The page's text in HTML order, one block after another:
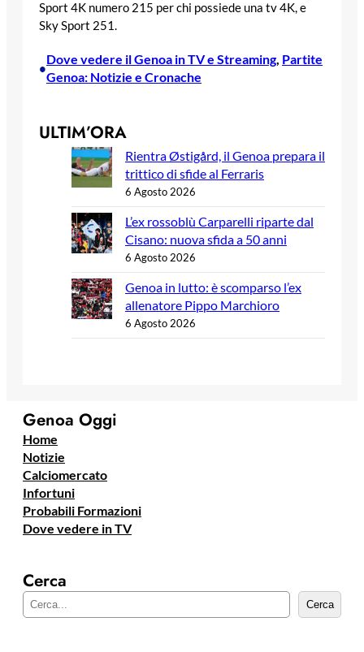
Sport 4K numero 215 per chi possiede una tv 4K, e
Sky Sport 251.
•
Dove vedere il Genoa in TV e Streaming, Partite
Genoa: Notizie e Cronache
ULTIM’ORA
Rientra Østigård, il Genoa prepara il
trittico di sfide al Ferraris
6 Agosto 2026
L’ex rossoblù Carparelli riparte dal
Cisano: nuova sfida a 50 anni
6 Agosto 2026
Genoa in lutto: è scomparso l’ex
allenatore Pippo Marchioro
6 Agosto 2026
Genoa Oggi
Home
Notizie
Calciomercato
Infortuni
Probabili Formazioni
Dove vedere in TV
Cerca
e
Cerca